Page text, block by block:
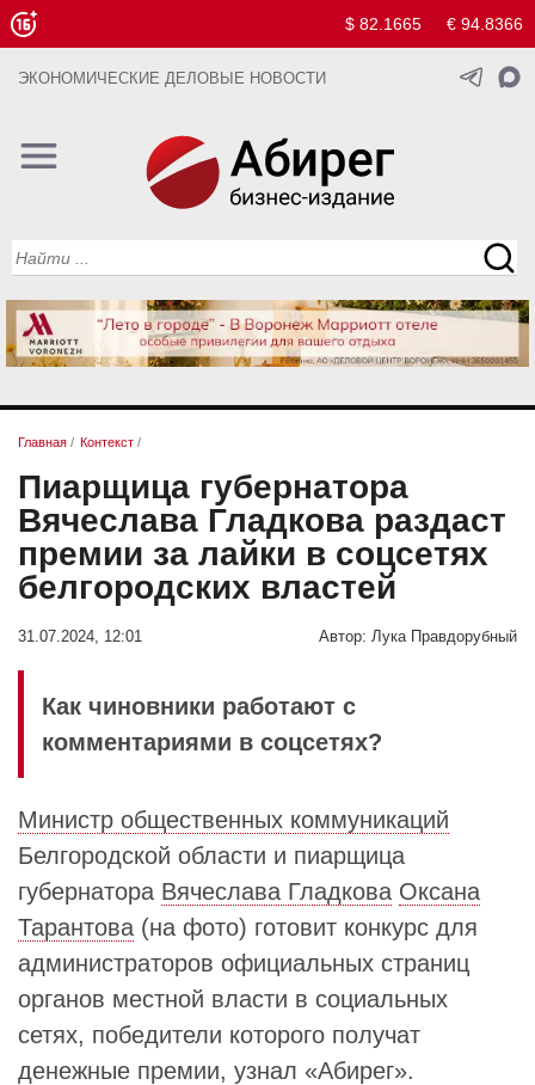
$ 82.1665 € 94.8366
ЭКОНОМИЧЕСКИЕ ДЕЛОВЫЕ НОВОСТИ
Главная / Контекст /
Пиарщица губернатора
Вячеслава Гладкова раздаст
премии за лайки в соцсетях
белгородских властей
31.07.2024, 12:01 Автор: Лука Правдорубный
Как чиновники работают с
комментариями в соцсетях?
Министр общественных коммуникаций
Белгородской области и пиарщица
губернатора Вячеслава Гладкова Оксана
Тарантова (на фото) готовит конкурс для
администраторов официальных страниц
органов местной власти в социальных
сетях, победители которого получат
денежные премии, узнал «Абирег».